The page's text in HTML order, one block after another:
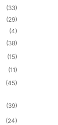
(33)
(29)
(4)
(38)
(15)
(11)
(45)
(39)
(24)